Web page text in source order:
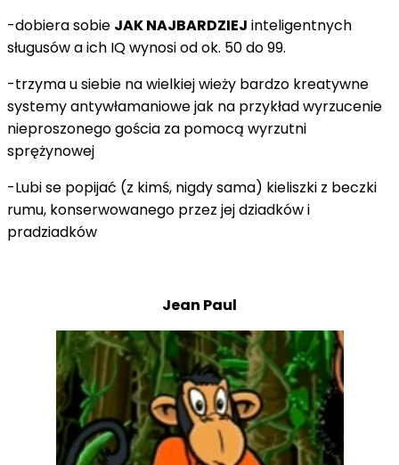
-dobiera sobie JAK NAJBARDZIEJ inteligentnych
sługusów a ich IQ wynosi od ok. 50 do 99.
-trzyma u siebie na wielkiej wieży bardzo kreatywne
systemy antywłamaniowe jak na przykład wyrzucenie
nieproszonego gościa za pomocą wyrzutni
sprężynowej
-Lubi se popijać (z kimś, nigdy sama) kieliszki z beczki
rumu, konserwowanego przez jej dziadków i
pradziadków
Jean Paul